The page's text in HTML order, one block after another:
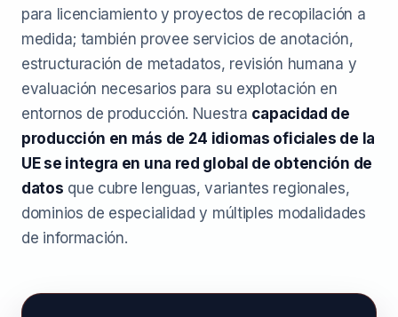
para licenciamiento y proyectos de recopilación a
medida; también provee servicios de anotación,
estructuración de metadatos, revisión humana y
evaluación necesarios para su explotación en
entornos de producción. Nuestra capacidad de
producción en más de 24 idiomas oficiales de la
UE se integra en una red global de obtención de
datos que cubre lenguas, variantes regionales,
dominios de especialidad y múltiples modalidades
de información.